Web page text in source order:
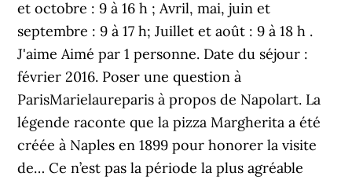
et octobre : 9 à 16 h ; Avril, mai, juin et
septembre : 9 à 17 h; Juillet et août : 9 à 18 h .
J'aime Aimé par 1 personne. Date du séjour :
février 2016. Poser une question à
ParisMarielaureparis à propos de Napolart. La
légende raconte que la pizza Margherita a été
créée à Naples en 1899 pour honorer la visite
de… Ce n’est pas la période la plus agréable